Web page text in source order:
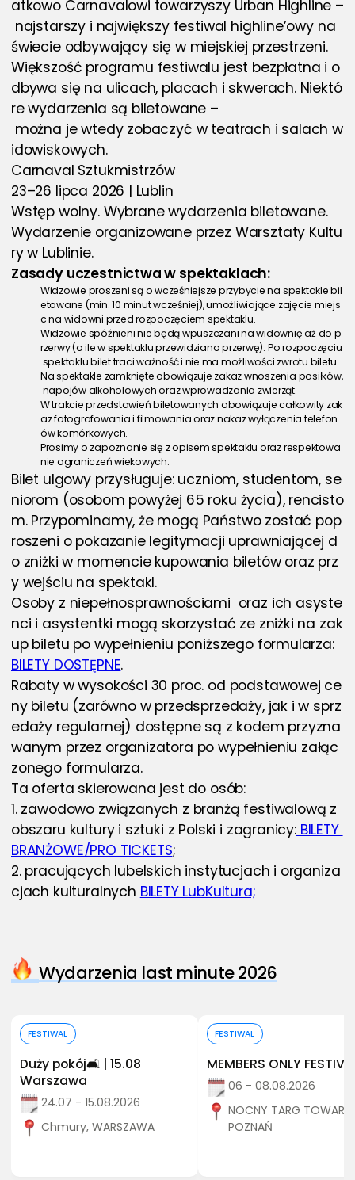
atkowo Carnavalowi towarzyszy Urban Highline –
najstarszy i największy festiwal highline’owy na
świecie odbywający się w miejskiej przestrzeni.
Większość programu festiwalu jest bezpłatna i o
dbywa się na ulicach, placach i skwerach. Niektó
re wydarzenia są biletowane –
można je wtedy zobaczyć w teatrach i salach w
idowiskowych.
Carnaval Sztukmistrzów
23–26 lipca 2026 | Lublin
Wstęp wolny. Wybrane wydarzenia biletowane.
Wydarzenie organizowane przez Warsztaty Kultu
ry w Lublinie.
Zasady uczestnictwa w spektaklach:
Widzowie proszeni są o wcześniejsze przybycie na spektakle bil
etowane (min. 10 minut wcześniej), umożliwiające zajęcie miejs
c na widowni przed rozpoczęciem spektaklu.
Widzowie spóźnieni nie będą wpuszczani na widownię aż do p
rzerwy (o ile w spektaklu przewidziano przerwę). Po rozpoczęciu
spektaklu bilet traci ważność i nie ma możliwości zwrotu biletu.
Na spektakle zamknięte obowiązuje zakaz wnoszenia posiłków,
napojów alkoholowych oraz wprowadzania zwierząt.
W trakcie przedstawień biletowanych obowiązuje całkowity zak
az fotografowania i filmowania oraz nakaz wyłączenia telefon
ów komórkowych.
Prosimy o zapoznanie się z opisem spektaklu oraz respektowa
nie ograniczeń wiekowych.
Bilet ulgowy przysługuje: uczniom, studentom, se
niorom (osobom powyżej 65 roku życia), rencisto
m. Przypominamy, że mogą Państwo zostać pop
roszeni o pokazanie legitymacji uprawniającej d
o zniżki w momencie kupowania biletów oraz prz
y wejściu na spektakl.
Osoby z niepełnosprawnościami  oraz ich asyste
nci i asystentki mogą skorzystać ze zniżki na zak
up biletu po wypełnieniu poniższego formularza:
BILETY DOSTĘPNE.
Rabaty w wysokości 30 proc. od podstawowej ce
ny biletu (zarówno w przedsprzedaży, jak i w sprz
edaży regularnej) dostępne są z kodem przyzna
wanym przez organizatora po wypełnieniu załąc
zonego formularza.
Ta oferta skierowana jest do osób:
1. zawodowo związanych z branżą festiwalową z
obszaru kultury i sztuki z Polski i zagranicy: BILETY
BRANŻOWE/PRO TICKETS;
2. pracujących lubelskich instytucjach i organiza
cjach kulturalnych BILETY LubKultura;
Wydarzenia last minute 2026
FESTIWAL
Duży pokój🛋️ | 15.08
Warszawa
24.07 - 15.08.2026
Chmury, WARSZAWA
FESTIWAL
MEMBERS ONLY
06 - 08.08.2026
NOCNY TARG
POZNAŃ